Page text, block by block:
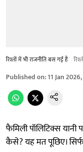
रिश्तों में भी राजनीति बस गई है
Published on:11 Jan
फैमिली पॉलिटिक्स
कैसे? यह मत पूछिए।